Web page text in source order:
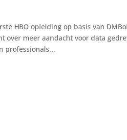
HBO opleiding op basis van
over meer aandacht voor data
professionals...